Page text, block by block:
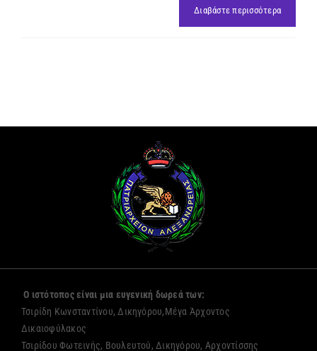
Διαβάστε περισσότερα
Ο ιστότοπος είναι μια ευγενική δωρεά των:
Τσιρίδη Κωνσταντίνου, Δικηγόρου,Μέγα Άρχοντος
Δικαιοφύλακος
Τσιρίδου Φωτεινής, Βουλευτού, Δικηγόρου, Αρχοντίσσης